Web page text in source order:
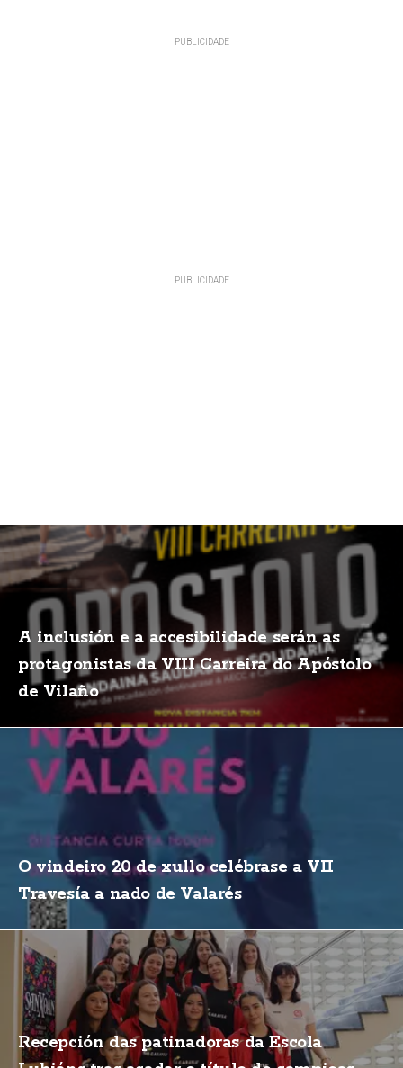
A inclusión e a accesibilidade serán as
protagonistas da VIII Carreira do Apóstolo
de Vilaño
O vindeiro 20 de xullo celébrase a VII
Travesía a nado de Valarés
Recepción das patinadoras da Escola